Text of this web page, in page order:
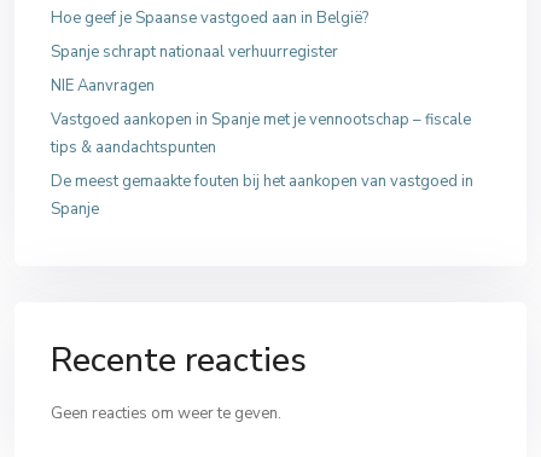
Hoe geef je Spaanse vastgoed aan in België?
Spanje schrapt nationaal verhuurregister
NIE Aanvragen
Vastgoed aankopen in Spanje met je vennootschap – fiscale
tips & aandachtspunten
De meest gemaakte fouten bij het aankopen van vastgoed in
Spanje
Recente reacties
Geen reacties om weer te geven.